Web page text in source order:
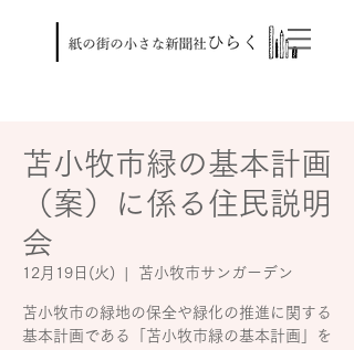
苫小牧市緑の基本計画
（案）に係る住民説明
会
12月19日(火) 苫小牧市サンガーデン
苫小牧市の緑地の保全や緑化の推進に関する
基本計画である「苫小牧市緑の基本計画」を